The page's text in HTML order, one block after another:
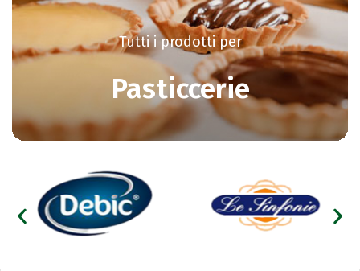
Tutti i prodotti per
Pasticcerie